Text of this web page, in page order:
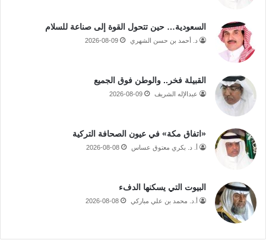
السعودية… حين تتحول القوة إلى صناعة للسلام
د. أحمد بن حسن الشهري 2026-08-09
القبيلة فخر.. والوطن فوق الجميع
عبدالإله الشريف 2026-08-09
«اتفاق مكة» في عيون الصحافة التركية
أ. د. بكري معتوق عساس 2026-08-08
البيوت التي يسكنها الدفء
أ.د. محمد بن علي مباركي 2026-08-08